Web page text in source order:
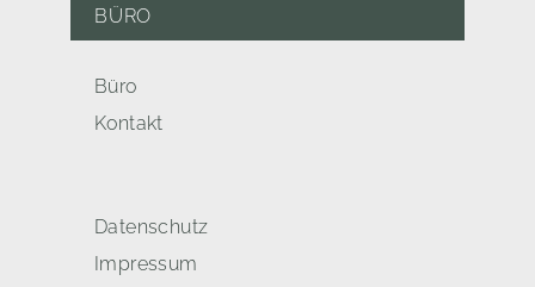
BÜRO
Büro
Kontakt
Datenschutz
Impressum